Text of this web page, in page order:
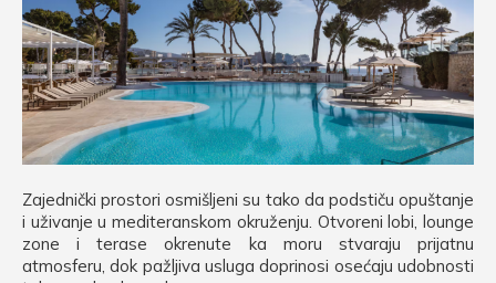
Zajednički prostori osmišljeni su tako da podstiču opuštanje
i uživanje u mediteranskom okruženju. Otvoreni lobi, lounge
zone i terase okrenute ka moru stvaraju prijatnu
atmosferu, dok pažljiva usluga doprinosi osećaju udobnosti